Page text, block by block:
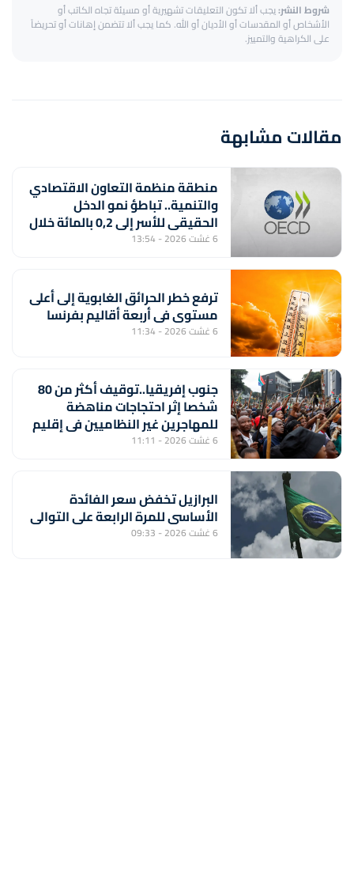
شروط النشر:يجب ألا تكون التعليقات تشهيرية أو مسيئة تجاه الكاتب أو
الأشخاص أو المقدسات أو الأديان أو الله. كما يجب ألا تتضمن إهانات أو تحريضاً
على الكراهية والتمييز.
مقالات مشابهة
منطقة منظمة التعاون الاقتصادي
والتنمية.. تباطؤ نمو الدخل
الحقيقي للأسر إلى 0,2 بالمائة خلال
الربع الأول من 2026
6 غشت 2026 - 13:54
ترفع خطر الحرائق الغابوية إلى أعلى
مستوى في أربعة أقاليم بفرنسا
6 غشت 2026 - 11:34
جنوب إفريقيا..توقيف أكثر من 80
شخصا إثر احتجاجات مناهضة
للمهاجرين غير النظاميين في إقليم
كوازولو-ناتال
6 غشت 2026 - 11:11
البرازيل تخفض سعر الفائدة
الأساسي للمرة الرابعة على التوالي
6 غشت 2026 - 09:33